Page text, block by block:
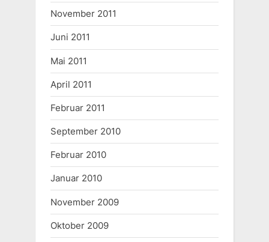
November 2011
Juni 2011
Mai 2011
April 2011
Februar 2011
September 2010
Februar 2010
Januar 2010
November 2009
Oktober 2009